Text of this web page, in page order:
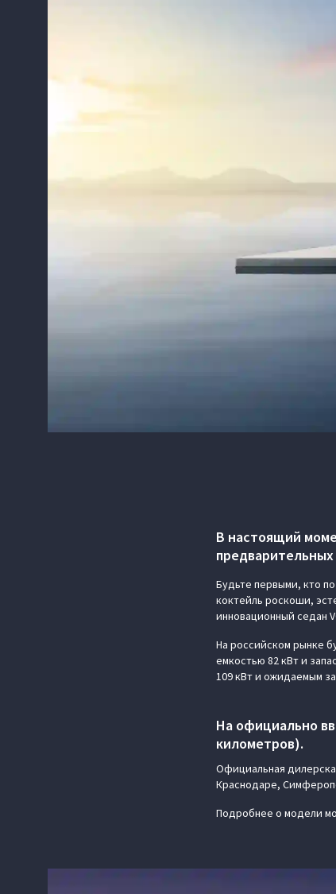
В настоящий
предварительных
Будьте первыми, кто
коктейль роскоши,
инновационный седан
На российском рынке
емкостью 82 кВт и
109 кВт и ожидаемым
На официально
километров).
Официальная
Краснодаре,
Подробнее о модели